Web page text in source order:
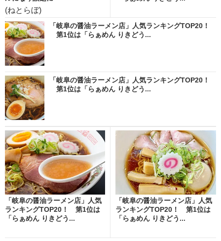
(ねとらぼ)
「岐阜の醤油ラーメン店」人気ランキングTOP20！
第1位は「らぁめん りきどう...
「岐阜の醤油ラーメン店」人気ランキングTOP20！
第1位は「らぁめん りきどう...
「岐阜の醤油ラーメン店」人気
ランキングTOP20！ 第1位は
「らぁめん りきどう...
「岐阜の醤油ラーメン店」人気
ランキングTOP20！ 第1位は
「らぁめん りきどう...